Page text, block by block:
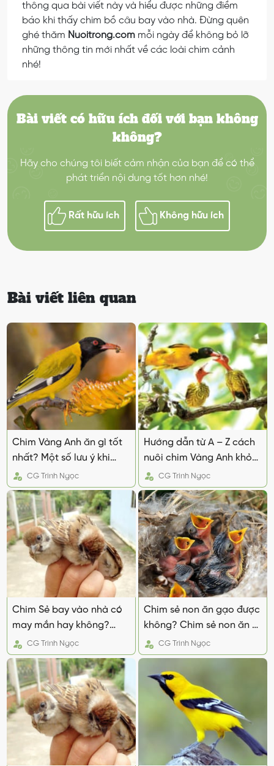
thông qua bài viết này và hiểu được những điềm
báo khi thấy chim bồ câu bay vào nhà. Đừng quên
ghé thăm Nuoitrong.com mỗi ngày để không bỏ lỡ
những thông tin mới nhất về các loài chim cảnh
nhé!
Bài viết có hữu ích đối với bạn không
không?
Hãy cho chúng tôi biết cảm nhận của bạn để có thể
phát triển nội dung tốt hơn nhé!
Rất hữu ích Không hữu ích
Bài viết liên quan
Chim Vàng Anh ăn gì tốt
nhất? Một số lưu ý khi
nuôi chim Vàng Anh
CGTrinh Ngọc
Hướng dẫn từ A – Z cách
nuôi chim Vàng Anh khỏe
mạnh, hót hay
CG Trinh Ngọc
Chim Sẻ bay vào nhà có
may mắn hay không?
Báo điềm báo gì?
CGTrinh Ngọc
Chim sẻ non ăn gạo được
không? Chim sẻ non ăn gì
và cách cho ăn
CG Trinh Ngọc